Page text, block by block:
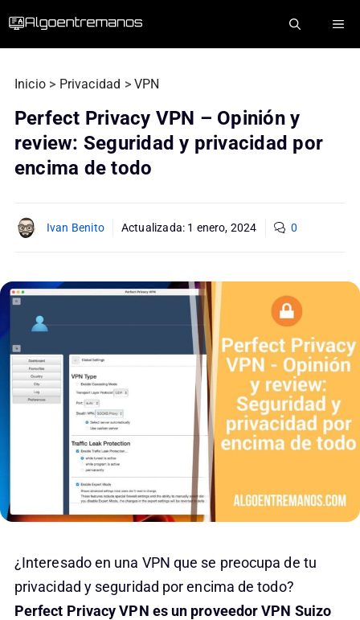
Inicio > Privacidad > VPN
Perfect Privacy VPN – Opinión y
review: Seguridad y privacidad por
encima de todo
Ivan Benito Actualizada: 1 enero, 2024 0
¿Interesado en una VPN que se preocupa de tu
privacidad y seguridad por encima de todo?
Perfect Privacy VPN es un proveedor VPN Suizo